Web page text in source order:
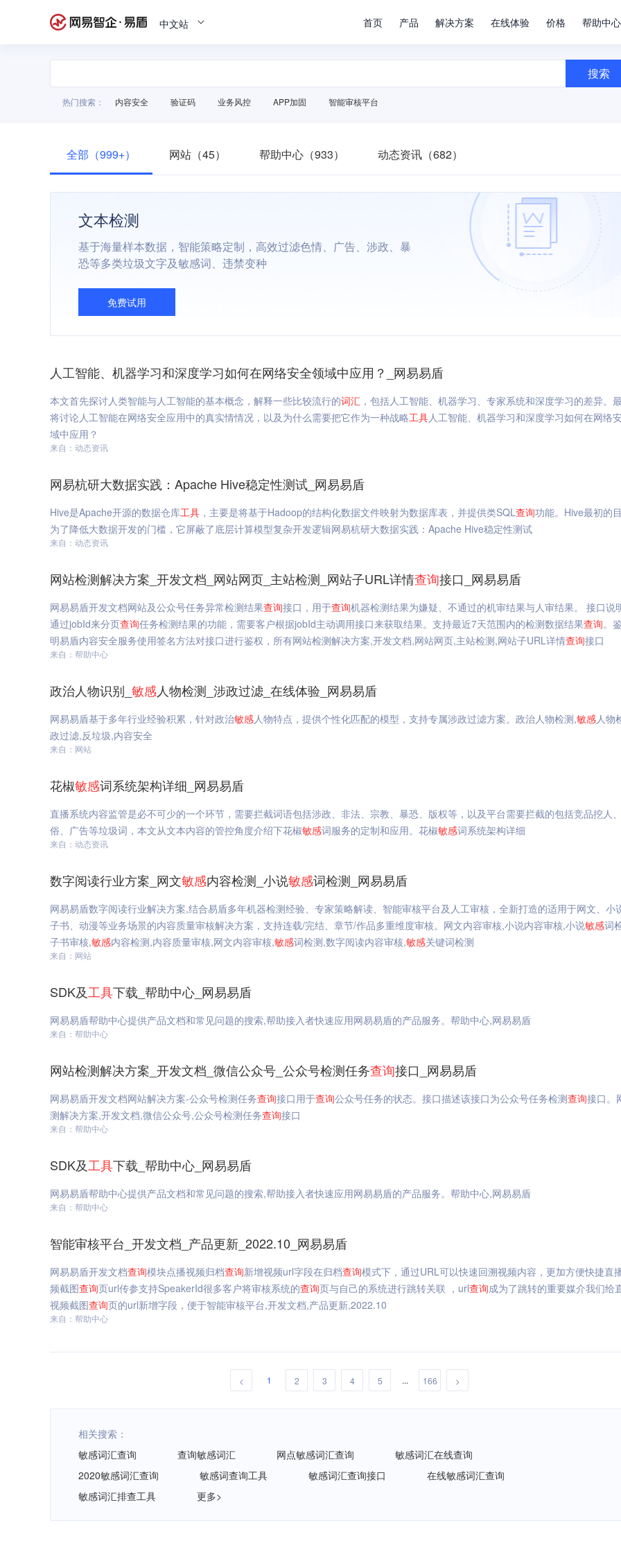
中文站 首页 产品 解决方案 在线体验 价格 帮助中心
搜索
热门搜索： 内容安全 验证码 业务风控 APP加固 智能审核平台
全部（999+） 网站（45） 帮助中心（933） 动态资讯（682）
文本检测
基于海量样本数据，智能策略定制，高效过滤色情、广告、涉政、暴
恐等多类垃圾文字及敏感词、违禁变种
免费试用
人工智能、机器学习和深度学习如何在网络安全领域中应用？_网易易盾
本文首先探讨人类智能与人工智能的基本概念，解释一些比较流行的词汇 ，包括人工智能、机器学习、专家系统和深度学习的差异。
将讨论人工智能在网络安全应用中的真实情情况，以及为什么需要把它作为一种战略工具人工智能、机器学习和深度学习如何在网络
域中应用？
来自：动态资讯
网易杭研大数据实践：Apache Hive稳定性测试_网易易盾
Hive是Apache开源的数据仓库工具 ，主要是将基于Hadoop的结构化数据文件映射为数据库表，并提供类SQL查询功能。Hive最初的
为了降低大数据开发的门槛，它屏蔽了底层计算模型复杂开发逻辑网易杭研大数据实践：Apache Hive稳定性测试
来自：动态资讯
网站检测解决方案_开发文档_网站网页_主站检测_网站子URL详情查询接口_网易易盾
网易易盾开发文档网站及公众号任务异常检测结果查询接口，用于查询机器检测结果为嫌疑、不通过的机审结果与人审结果。 接口说
通过jobId来分页查询任务检测结果的功能，需要客户根据jobId主动调用接口来获取结果。支持最近7天范围内的检测数据结果查询。
明易盾内容安全服务使用签名方法对接口进行鉴权，所有网站检测解决方案,开发文档,网站网页,主站检测,网站子URL详情查询接口
来自：帮助中心
政治人物识别_ 敏感人物检测_涉政过滤_在线体验_网易易盾
网易易盾基于多年行业经验积累，针对政治敏感人物特点，提供个性化匹配的模型，支持专属涉政过滤方案。政治人物检测,敏感人物
政过滤,反垃圾,内容安全
来自：网站
花椒敏感词系统架构详细_网易易盾
直播系统内容监管是必不可少的一个环节，需要拦截词语包括涉政、非法、宗教、暴恐、版权等，以及平台需要拦截的包括竞品挖人
俗、广告等垃圾词，本文从文本内容的管控角度介绍下花椒敏感词服务的定制和应用。花椒敏感词系统架构详细
来自：动态资讯
数字阅读行业方案_网文敏感内容检测_小说敏感词检测_网易易盾
网易易盾数字阅读行业解决方案,结合易盾多年机器检测经验、专家策略解读、智能审核平台及人工审核，全新打造的适用于网文、小
子书、动漫等业务场景的内容质量审核解决方案，支持连载/完结、章节/作品多重维度审核。网文内容审核,小说内容审核,小说敏感词
子书审核,敏感内容检测,内容质量审核,网文内容审核,敏感词检测,数字阅读内容审核,敏感关键词检测
来自：网站
SDK及工具下载_帮助中心_网易易盾
网易易盾帮助中心提供产品文档和常见问题的搜索,帮助接入者快速应用网易易盾的产品服务。帮助中心,网易易盾
来自：帮助中心
网站检测解决方案_开发文档_微信公众号_公众号检测任务查询接口_网易易盾
网易易盾开发文档网站解决方案-公众号检测任务查询接口用于查询公众号任务的状态。接口描述该接口为公众号任务检测查询接口。
测解决方案,开发文档,微信公众号,公众号检测任务查询接口
来自：帮助中心
SDK及工具下载_帮助中心_网易易盾
网易易盾帮助中心提供产品文档和常见问题的搜索,帮助接入者快速应用网易易盾的产品服务。帮助中心,网易易盾
来自：帮助中心
智能审核平台_开发文档_产品更新_2022.10_网易易盾
网易易盾开发文档查询模块点播视频归档查询新增视频url字段在归档查询模式下，通过URL可以快速回溯视频内容，更加方便快捷直
频截图查询页url传参支持SpeakerId很多客户将审核系统的查询页与自己的系统进行跳转关联 ，url查询成为了跳转的重要媒介我们给
视频截图查询页的url新增字段，便于智能审核平台,开发文档,产品更新,2022.10
来自：帮助中心
< 1 2 3 4 5 ... 166 >
相关搜索：
敏感词汇查询
查询敏感词汇 网点敏感词汇查询
敏感词汇在线查询
2020敏感词汇查询
敏感词查询工具 敏感词汇查询接口
在线敏感词汇查询
敏感词汇排查工具
更多>